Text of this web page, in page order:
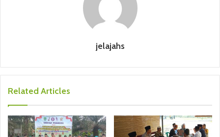
jelajahs
Related Articles